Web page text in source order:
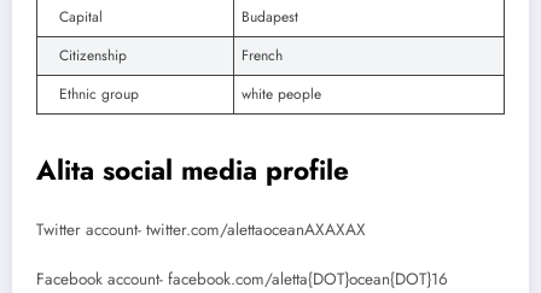
Capital
Budapest
Citizenship
French
Ethnic group
white people
Alita social media profile
Twitter account- twitter.com/alettaoceanAXAXAX
Facebook account- facebook.com/aletta{DOT}ocean{DOT}16